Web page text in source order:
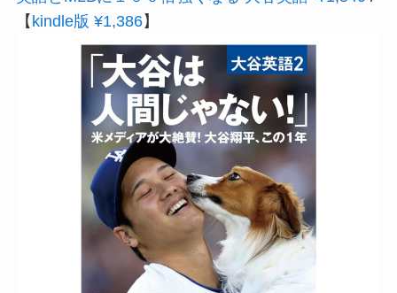
【 kindle版 ¥1,386】